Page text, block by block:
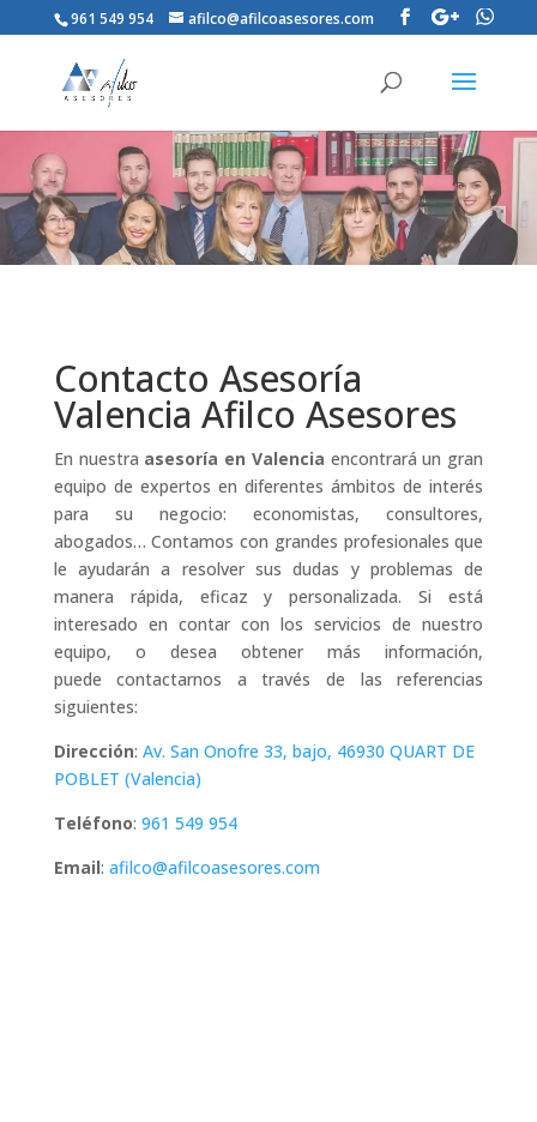
961 549 954 afilco@afilcoasesores.com
Contacto Asesoría
Valencia Afilco Asesores
En nuestra asesoría en Valencia encontrará un gran
equipo de expertos en diferentes ámbitos de interés
para su negocio: economistas, consultores,
abogados… Contamos con grandes profesionales que
le ayudarán a resolver sus dudas y problemas de
manera rápida, eficaz y personalizada. Si está
interesado en contar con los servicios de nuestro
equipo, o desea obtener más información,
puede contactarnos a través de las referencias
siguientes:
Dirección: Av. San Onofre 33, bajo, 46930 QUART DE
POBLET (Valencia)
Teléfono: 961 549 954
Email: afilco@afilcoasesores.com